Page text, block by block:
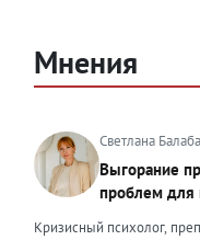
Мнения
Светлана
Выгорание
проблем для
Кризисный психолог,